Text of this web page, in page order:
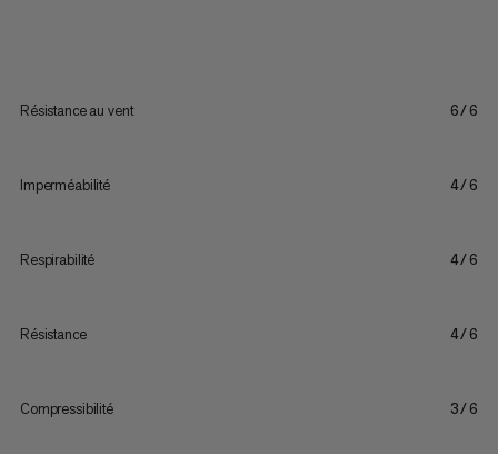
Résistance au vent 6/6
Imperméabilité 4/6
Respirabilité 4/6
Résistance 4/6
Compressibilité 3/6